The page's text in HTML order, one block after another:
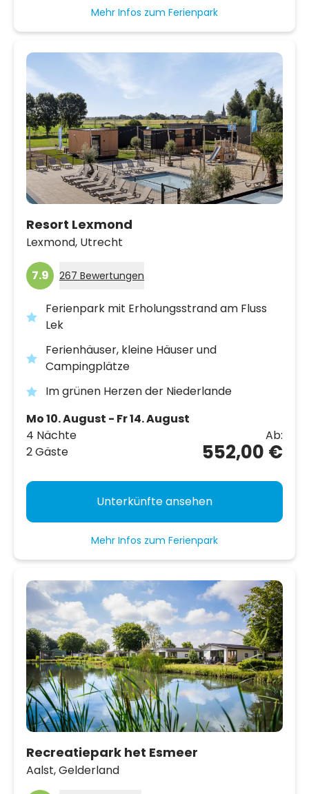
Mehr Infos zum Ferienpark
Resort Lexmond
Lexmond, Utrecht
7.9 267 Bewertungen
Ferienpark mit Erholungsstrand am Fluss
Lek
Ferienhäuser, kleine Häuser und
Campingplätze
Im grünen Herzen der Niederlande
Mo 10. August - Fr 14. August
4 Nächte
2 Gäste
Ab:
552,00 €
Unterkünfte ansehen
Mehr Infos zum Ferienpark
Recreatiepark het Esmeer
Aalst,Gelderland